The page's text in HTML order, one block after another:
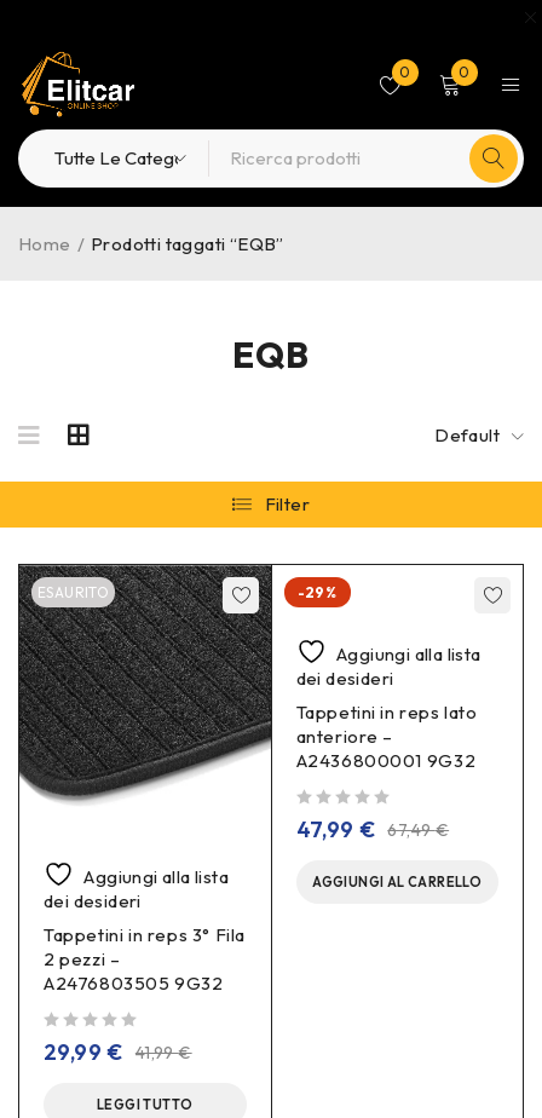
0 0
EQB
Home / Prodotti taggati “EQB”
Default
Filter
ESAURITO
Aggiungi alla lista
dei desideri
Tappetini in reps 3° Fila
2 pezzi –
A2476803505 9G32
41,99€
29,99€
LEGGI TUTTO
-29%
Aggiungi alla lista
dei desideri
Tappetini in reps lato
anteriore –
A2436800001 9G32
67,49€
47,99 €
AGGIUNGI AL CARRELLO